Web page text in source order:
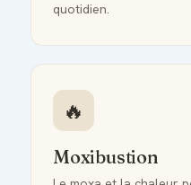
quotidien.
🔥
Moxibustion